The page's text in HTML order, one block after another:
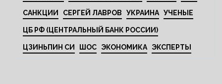
САНКЦИИ СЕРГЕЙ ЛАВРОВ УКРАИНА УЧЕНЫЕ
ЦБ РФ (ЦЕНТРАЛЬНЫЙ БАНК РОССИИ)
ЦЗИНЬПИН СИ ШОС ЭКОНОМИКА ЭКСПЕРТЫ